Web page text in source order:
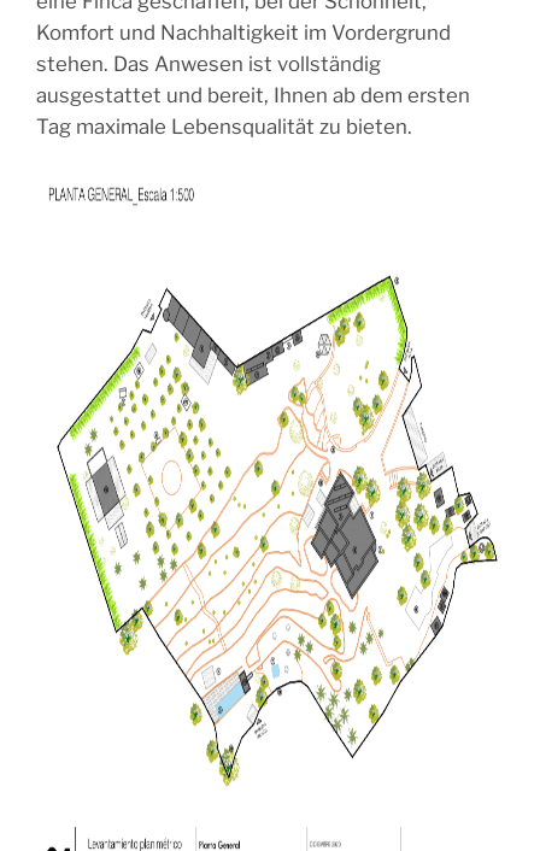
Komfort und Nachhaltigkeit im Vordergrund
stehen. Das Anwesen ist vollständig
ausgestattet und bereit, Ihnen ab dem ersten
Tag maximale Lebensqualität zu bieten.